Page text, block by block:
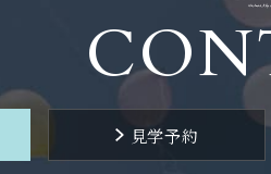
見学予約